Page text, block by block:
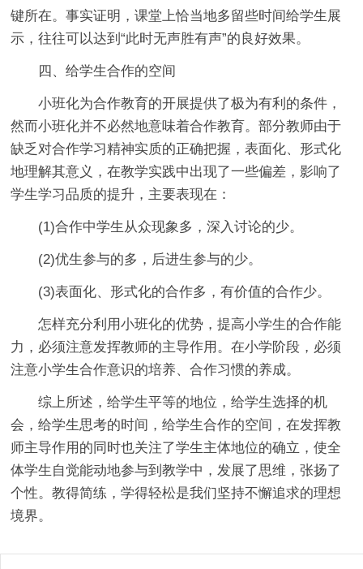
键所在。事实证明，课堂上恰当地多留些时间给学生展
示，往往可以达到“此时无声胜有声”的良好效果。
四、给学生合作的空间
小班化为合作教育的开展提供了极为有利的条件，
然而小班化并不必然地意味着合作教育。部分教师由于
缺乏对合作学习精神实质的正确把握，表面化、形式化
地理解其意义，在教学实践中出现了一些偏差，影响了
学生学习品质的提升，主要表现在：
(1)合作中学生从众现象多，深入讨论的少。
(2)优生参与的多，后进生参与的少。
(3)表面化、形式化的合作多，有价值的合作少。
怎样充分利用小班化的优势，提高小学生的合作能
力，必须注意发挥教师的主导作用。在小学阶段，必须
注意小学生合作意识的培养、合作习惯的养成。
综上所述，给学生平等的地位，给学生选择的机
会，给学生思考的时间，给学生合作的空间，在发挥教
师主导作用的同时也关注了学生主体地位的确立，使全
体学生自觉能动地参与到教学中，发展了思维，张扬了
个性。教得简练，学得轻松是我们坚持不懈追求的理想
境界。